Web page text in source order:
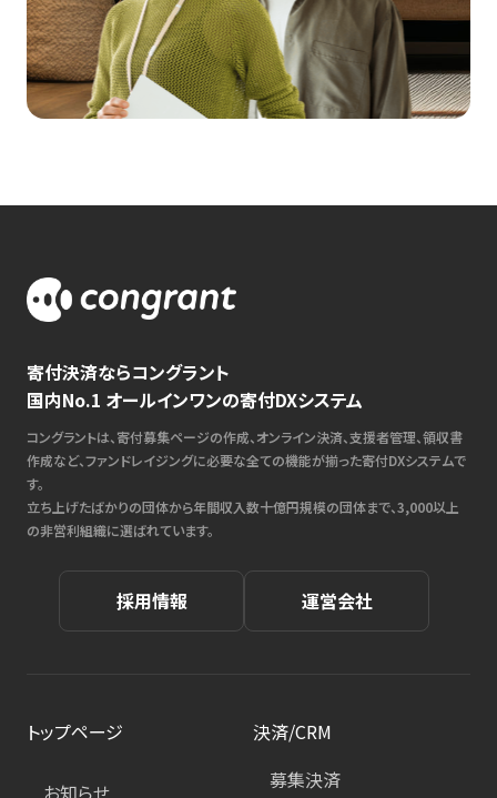
寄付決済ならコングラント
国内No.1 オールインワンの寄付DXシステム
コングラントは、寄付募集ページの作成、オンライン決済、支援者管理、領収書
作成など、ファンドレイジングに必要な全ての機能が揃った寄付DXシステムで
す。
立ち上げたばかりの団体から年間収入数十億円規模の団体まで、3,000以上
の非営利組織に選ばれています。
採用情報 運営会社
トップページ
お知らせ
決済/CRM
募集決済